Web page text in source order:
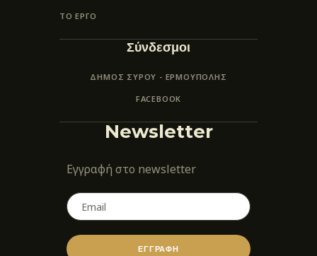
ΤΟ ΕΡΓΟ
Σύνδεσμοι
ΔΗΜΟΣ ΣΥΡΟΥ - ΕΡΜΟΎΠΟΛΗΣ
FACEBOOK
Newsletter
Εγγραφή στο newsletter
ΕΓΓΡΑΦΗ